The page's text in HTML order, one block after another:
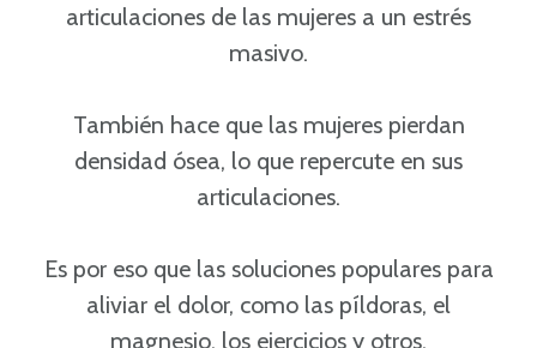
articulaciones de las mujeres a un estrés
masivo.
También hace que las mujeres pierdan
densidad ósea, lo que repercute en sus
articulaciones.
Es por eso que las soluciones populares para
aliviar el dolor, como las píldoras, el
magnesio, los ejercicios y otros,